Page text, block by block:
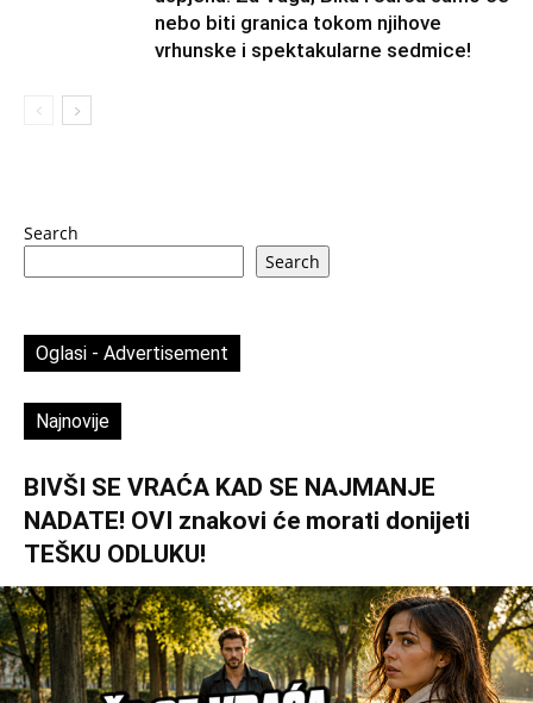
nebo biti granica tokom njihove
vrhunske i spektakularne sedmice!
Search
Search
Oglasi - Advertisement
Najnovije
BIVŠI SE VRAĆA KAD SE NAJMANJE
NADATE! OVI znakovi će morati donijeti
TEŠKU ODLUKU!